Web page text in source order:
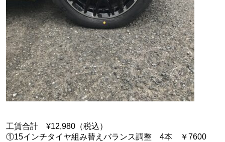
工賃合計 ¥12,980（税込）
①15インチタイヤ組み替えバランス調整 4本 ￥7600